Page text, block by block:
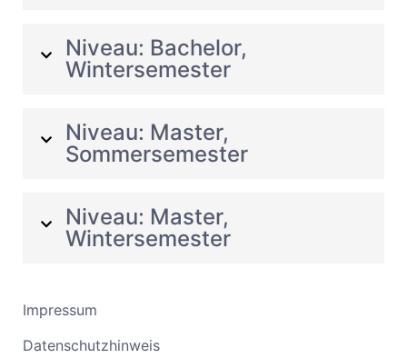
Niveau: Bachelor,
Wintersemester
Niveau: Master,
Sommersemester
Niveau: Master,
Wintersemester
Impressum
Datenschutzhinweis